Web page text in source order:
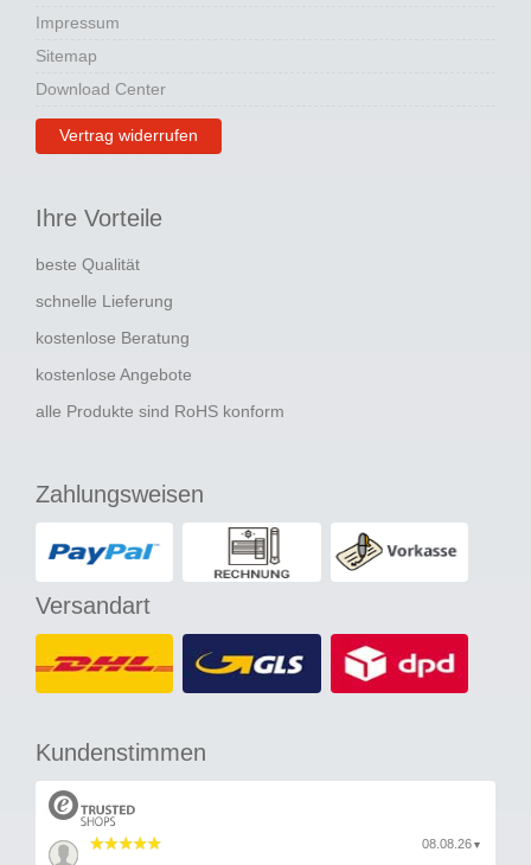
Impressum
Sitemap
Download Center
Vertrag widerrufen
Ihre Vorteile
beste Qualität
schnelle Lieferung
kostenlose Beratung
kostenlose Angebote
alle Produkte sind RoHS konform
Zahlungsweisen
Versandart
Kundenstimmen
08.08.26 ▼